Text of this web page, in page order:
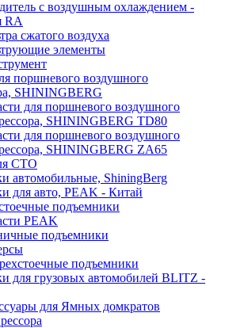
с воздушным охлаждением -
RA
сжатого воздуха
элементы
поршневого воздушного
SHININGBERG
для поршневого воздушного
SHININGBERG TD80
для поршневого воздушного
SHININGBERG ZA65
СТО
автомобильные, ShiningBerg
для авто, PEAK - Китай
подъемники
PEAK
подъемники
подъемники
для грузовых автомобилей BLITZ -
для Ямных домкратов